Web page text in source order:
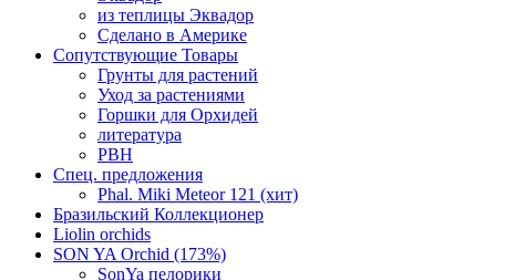
из теплицы Эквадор
Сделано в Америке
Сопутствующие Товары
Грунты для растений
Уход за растениями
Горшки для Орхидей
литература
РВН
Спец. предложения
Phal. Miki Meteor 121 (хит)
Бразильский Коллекционер
Liolin orchids
SON YA Orchid (173%)
SonYa пелорики